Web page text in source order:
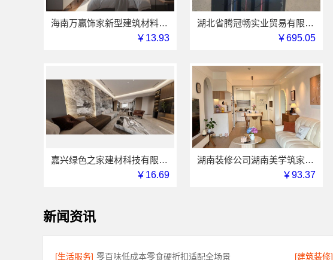
海南万赢饰家新型建筑材料有限公司免费勘测，同城家装服务
￥13.93
湖北省腾冠畅实业贸易有限公司线上轮胎批发品牌哪里买
￥695.05
嘉兴绿色之家建材科技有限公司-本地专业家装公司高端
￥16.69
湖南装修公司湖南美学筑家建材有限公司老房翻新靠谱吗
￥93.37
新闻资讯
[生活服务] 零百味低成本零食硬折扣适配全场景 [建筑装修]